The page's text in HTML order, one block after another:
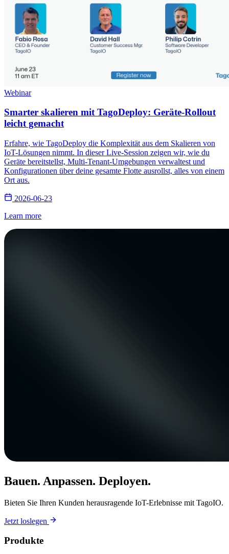
Webinar
Smarter skalieren mit TagoDeploy: Geräte-Rollout
leicht gemacht
Erfahre, wie TagoDeploy die Komplexität aus dem Skalieren von
IoT-Lösungen nimmt. In dieser Live-Session zeigen wir, wie du
Geräte bereitstellst, Multi-Tenant-Umgebungen verwaltest und
Konfigurationen über deine gesamte Flotte ausrollst, alles von einem
Ort aus.
2026-06-23
Learn more
Bauen. Anpassen. Deployen.
Bieten Sie Ihren Kunden herausragende IoT-Erlebnisse mit TagoIO.
Jetzt loslegen
Produkte